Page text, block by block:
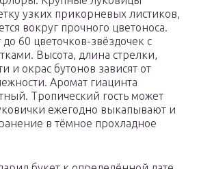
узких прикорневых листиков,
вокруг прочного цветоноса.
60 цветочков-звёздочек с
Высота, длина стрелки,
и окрас бутонов зависят от
Аромат гиацинта
Тропический гость может
ежегодно выкапывают и
в тёмное прохладное